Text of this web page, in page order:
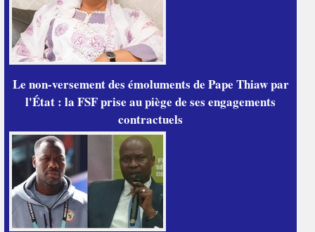
Le non-versement des émoluments de Pape Thiaw par
l'État : la FSF prise au piège de ses engagements
contractuels